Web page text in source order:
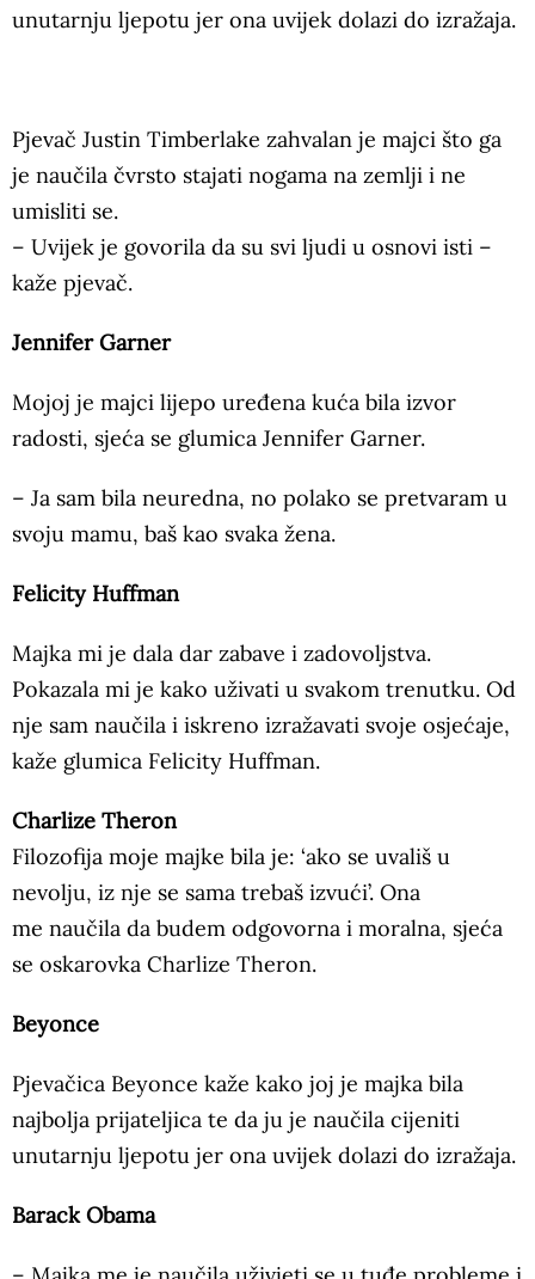
unutarnju ljepotu jer ona uvijek dolazi do izražaja.
Pjevač Justin Timberlake zahvalan je majci što ga
je naučila čvrsto stajati nogama na zemlji i ne
umisliti se.
– Uvijek je govorila da su svi ljudi u osnovi isti –
kaže pjevač.
Jennifer Garner
Mojoj je majci lijepo uređena kuća bila izvor
radosti, sjeća se glumica Jennifer Garner.
– Ja sam bila neuredna, no polako se pretvaram u
svoju mamu, baš kao svaka žena.
Felicity Huffman
Majka mi je dala dar zabave i zadovoljstva.
Pokazala mi je kako uživati u svakom trenutku. Od
nje sam naučila i iskreno izražavati svoje osjećaje,
kaže glumica Felicity Huffman.
Charlize Theron
Filozofija moje majke bila je: ‘ako se uvališ u
nevolju, iz nje se sama trebaš izvući’. Ona
me naučila da budem odgovorna i moralna, sjeća
se oskarovka Charlize Theron.
Beyonce
Pjevačica Beyonce kaže kako joj je majka bila
najbolja prijateljica te da ju je naučila cijeniti
unutarnju ljepotu jer ona uvijek dolazi do izražaja.
Barack Obama